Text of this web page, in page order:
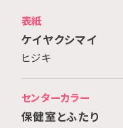
表紙
ケイヤクシマイ
ヒジキ
センターカラー
保健室とふたり